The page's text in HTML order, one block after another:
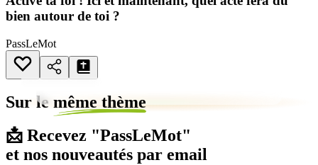
bien autour de toi ?
PassLeMot
Sur le même thème
📩 Recevez "PassLeMot"
et nos nouveautés par email